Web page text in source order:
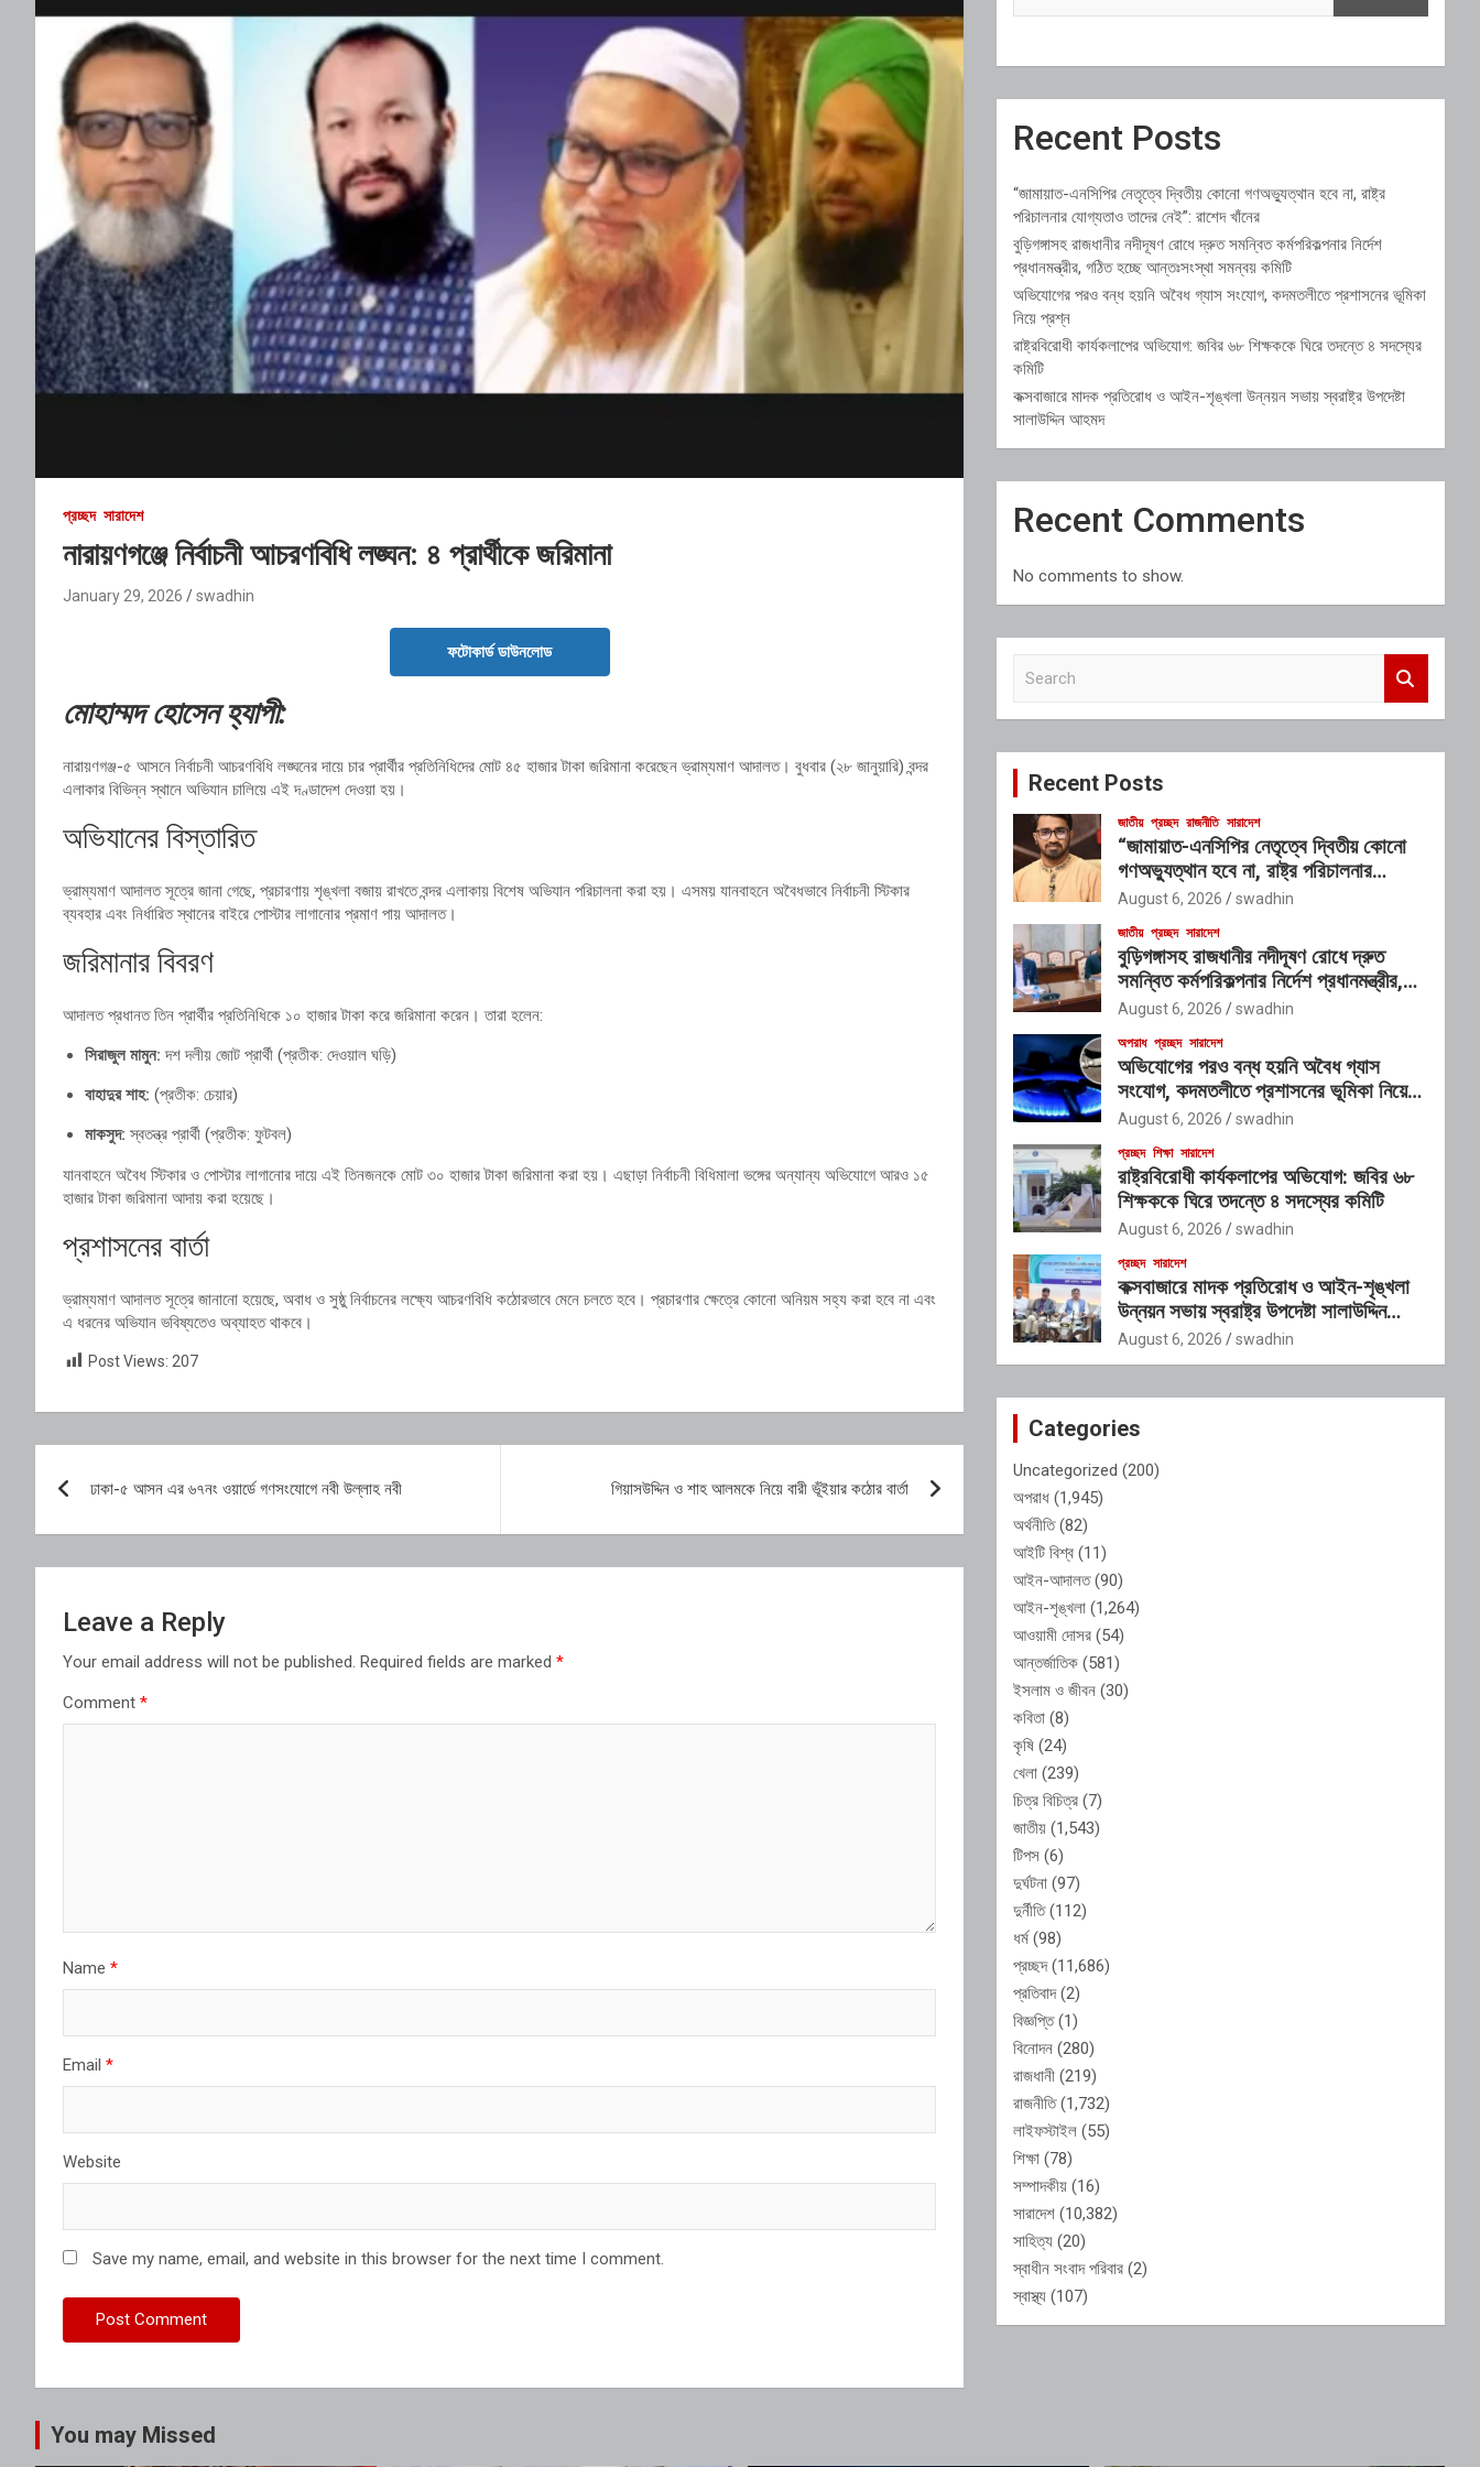
প্রচ্ছদ সারাদেশ
নারায়ণগঞ্জে নির্বাচনী আচরণবিধি লঙ্ঘন: ৪ প্রার্থীকে জরিমানা
January 29, 2026 swadhin
ফটোকার্ড ডাউনলোড
মোহাম্মদ হোসেন হ্যাপী:
নারায়ণগঞ্জ-৫ আসনে নির্বাচনী আচরণবিধি লঙ্ঘনের দায়ে চার প্রার্থীর প্রতিনিধিদের মোট ৪৫ হাজার টাকা জরিমানা করেছেন ভ্রাম্যমাণ আদালত। বুধবার (২৮ জানুয়ারি) বন্দর
এলাকার বিভিন্ন স্থানে অভিযান চালিয়ে এই দণ্ডাদেশ দেওয়া হয়।
অভিযানের বিস্তারিত
ভ্রাম্যমাণ আদালত সূত্রে জানা গেছে, প্রচারণায় শৃঙ্খলা বজায় রাখতে বন্দর এলাকায় বিশেষ অভিযান পরিচালনা করা হয়। এসময় যানবাহনে অবৈধভাবে নির্বাচনী স্টিকার
ব্যবহার এবং নির্ধারিত স্থানের বাইরে পোস্টার লাগানোর প্রমাণ পায় আদালত।
জরিমানার বিবরণ
আদালত প্রধানত তিন প্রার্থীর প্রতিনিধিকে ১০ হাজার টাকা করে জরিমানা করেন। তারা হলেন:
সিরাজুল মামুন: দশ দলীয় জোট প্রার্থী (প্রতীক: দেওয়াল ঘড়ি)
বাহাদুর শাহ: (প্রতীক: চেয়ার)
মাকসুদ: স্বতন্ত্র প্রার্থী (প্রতীক: ফুটবল)
যানবাহনে অবৈধ স্টিকার ও পোস্টার লাগানোর দায়ে এই তিনজনকে মোট ৩০ হাজার টাকা জরিমানা করা হয়। এছাড়া নির্বাচনী বিধিমালা ভঙ্গের অন্যান্য অভিযোগে আরও ১৫
হাজার টাকা জরিমানা আদায় করা হয়েছে।
প্রশাসনের বার্তা
ভ্রাম্যমাণ আদালত সূত্রে জানানো হয়েছে, অবাধ ও সুষ্ঠু নির্বাচনের লক্ষ্যে আচরণবিধি কঠোরভাবে মেনে চলতে হবে। প্রচারণার ক্ষেত্রে কোনো অনিয়ম সহ্য করা হবে না এবং
এ ধরনের অভিযান ভবিষ্যতেও অব্যাহত থাকবে।
Post Views: 207
navigation
ঢাকা-৫ আসন এর ৬৭নং ওয়ার্ডে গণসংযোগে নবী উল্লাহ নবী গিয়াসউদ্দিন ও শাহ আলমকে নিয়ে বারী ভূঁইয়ার কঠোর বার্তা
Leave a Reply
Your email address will not be published. Required fields are marked *
Comment *
Name *
Email *
Website
Save my name, email, and website in this browser for the next time I comment.
Recent Posts
“জামায়াত-এনসিপির নেতৃত্বে দ্বিতীয় কোনো গণঅভ্যুত্থান হবে না, রাষ্ট্র
পরিচালনার যোগ্যতাও তাদের নেই”: রাশেদ খাঁনের
বুড়িগঙ্গাসহ রাজধানীর নদীদূষণ রোধে দ্রুত সমন্বিত কর্মপরিকল্পনার নির্দেশ
প্রধানমন্ত্রীর, গঠিত হচ্ছে আন্তঃসংস্থা সমন্বয় কমিটি
অভিযোগের পরও বন্ধ হয়নি অবৈধ গ্যাস সংযোগ, কদমতলীতে প্রশাসনের ভূমিকা
নিয়ে প্রশ্ন
রাষ্ট্রবিরোধী কার্যকলাপের অভিযোগ: জবির ৬৮ শিক্ষককে ঘিরে তদন্তে ৪ সদস্যের
কমিটি
কক্সবাজারে মাদক প্রতিরোধ ও আইন-শৃঙ্খলা উন্নয়ন সভায় স্বরাষ্ট্র উপদেষ্টা
সালাউদ্দিন আহমদ
Recent Comments
No comments to show.
c
Recent Posts
জাতীয় প্রচ্ছদ রাজনীতি সারাদেশ
“জামায়াত-এনসিপির নেতৃত্বে দ্বিতীয় কোনো
গণঅভ্যুত্থান হবে না, রাষ্ট্র পরিচালনার
যোগ্যতাও তাদের নেই”: রাশেদ খাঁনের
August 6, 2026 swadhin
জাতীয় প্রচ্ছদ সারাদেশ
বুড়িগঙ্গাসহ রাজধানীর নদীদূষণ রোধে দ্রুত
সমন্বিত কর্মপরিকল্পনার নির্দেশ প্রধানমন্ত্রীর,
গঠিত হচ্ছে আন্তঃসংস্থা সমন্বয় কমিটি
August 6, 2026 swadhin
অপরাধ প্রচ্ছদ সারাদেশ
অভিযোগের পরও বন্ধ হয়নি অবৈধ গ্যাস
সংযোগ, কদমতলীতে প্রশাসনের ভূমিকা নিয়ে
প্রশ্ন
August 6, 2026 swadhin
প্রচ্ছদ শিক্ষা সারাদেশ
রাষ্ট্রবিরোধী কার্যকলাপের অভিযোগ: জবির ৬৮
শিক্ষককে ঘিরে তদন্তে ৪ সদস্যের কমিটি
August 6, 2026 swadhin
প্রচ্ছদ সারাদেশ
কক্সবাজারে মাদক প্রতিরোধ ও আইন-শৃঙ্খলা
উন্নয়ন সভায় স্বরাষ্ট্র উপদেষ্টা সালাউদ্দিন
আহমদ
August 6, 2026 swadhin
Categories
Uncategorized (200)
অপরাধ (1,945)
অর্থনীতি(82)
আইটি বিশ্ব (11)
আইন-আদালত(90)
আইন-শৃঙ্খলা (1,264)
আওয়ামী দোসর (54)
আন্তর্জাতিক (581)
ইসলাম ও জীবন (30)
কবিতা (8)
কৃষি (24)
খেলা (239)
চিত্র বিচিত্র (7)
জাতীয় (1,543)
টিপস (6)
দুর্ঘটনা (97)
দুর্নীতি(112)
ধর্ম(98)
প্রচ্ছদ(11,686)
প্রতিবাদ(2)
বিজ্ঞপ্তি(1)
বিনোদন (280)
রাজধানী (219)
রাজনীতি(1,732)
লাইফস্টাইল (55)
শিক্ষা (78)
সম্পাদকীয় (16)
সারাদেশ (10,382)
সাহিত্য (20)
স্বাধীন সংবাদ পরিবার (2)
স্বাস্থ্য (107)
You may Missed